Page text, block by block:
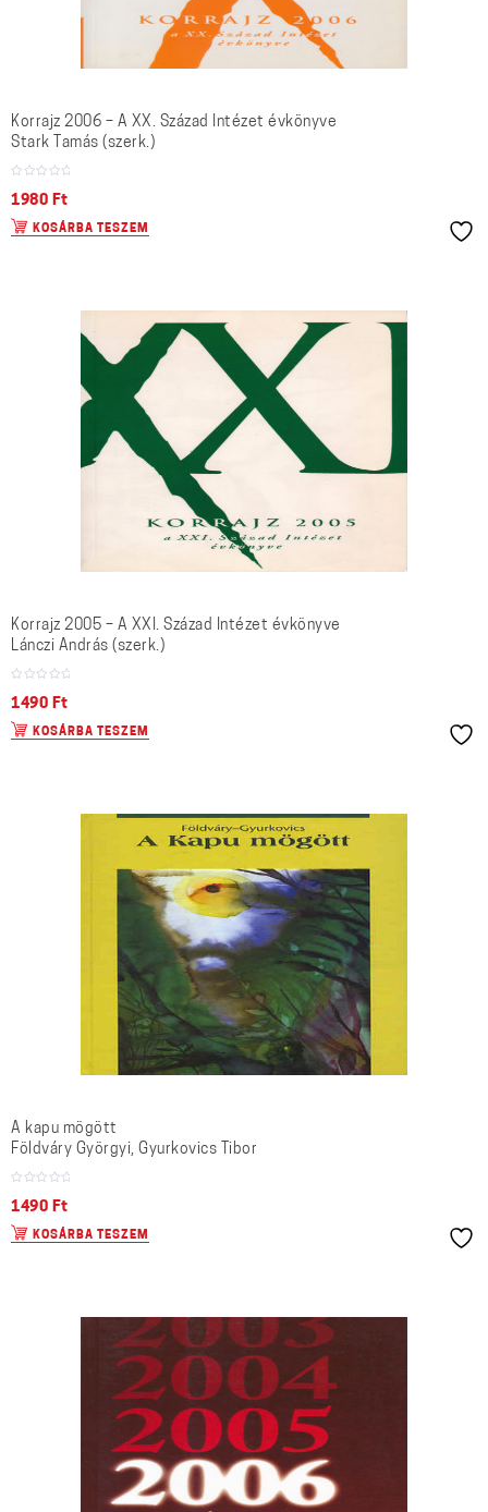
Korrajz 2006 – A XX. Század Intézet évkönyve
Stark Tamás (szerk.)
1980 Ft
KOSÁRBA TESZEM
Korrajz 2005 – A XXI. Század Intézet évkönyve
Lánczi András (szerk.)
1490 Ft
KOSÁRBA TESZEM
A kapu mögött
Földváry Györgyi, Gyurkovics Tibor
1490 Ft
KOSÁRBA TESZEM